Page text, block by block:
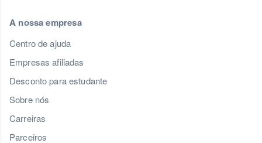
A nossa empresa
Centro de ajuda
Empresas afiliadas
Desconto para estudante
Sobre nós
Carreiras
Parceiros